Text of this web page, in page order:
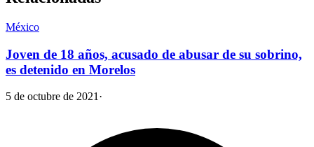
México
Joven de 18 años, acusado de abusar de su sobrino,
es detenido en Morelos
5 de octubre de 2021 ·